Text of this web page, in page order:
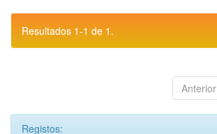
Resultados 1-1 de 1.
Anterior
Registos: